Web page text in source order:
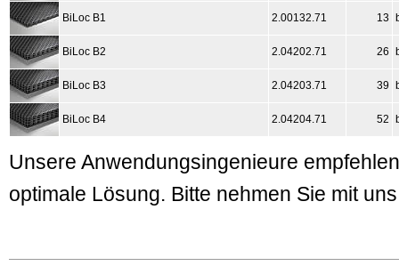
BiLoc B1 2.00132.71 13
BiLoc B2 2.04202.71 26
BiLoc B3 2.04203.71 39
BiLoc B4 2.04204.71 52
Unsere Anwendungsingenieure
optimale Lösung. Bitte nehmen Sie mit